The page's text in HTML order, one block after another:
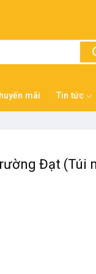
mãi Tin tức
Đạt (Túi